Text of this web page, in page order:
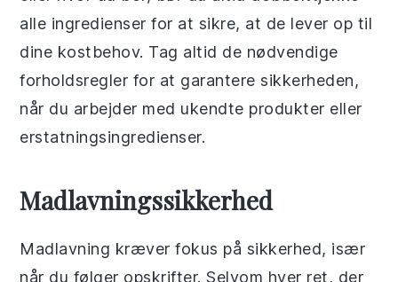
alle ingredienser for at sikre, at de lever op til
dine kostbehov. Tag altid de nødvendige
forholdsregler for at garantere sikkerheden,
når du arbejder med ukendte produkter eller
erstatningsingredienser.
Madlavningssikkerhed
Madlavning kræver fokus på sikkerhed, især
når du følger opskrifter. Selvom hver ret, der